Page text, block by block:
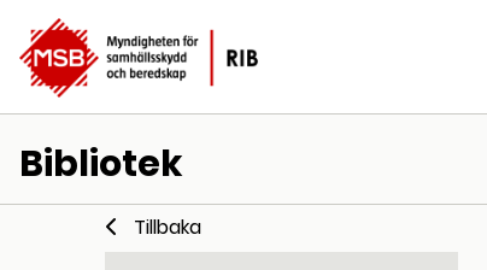
Bibliotek
Tillbaka